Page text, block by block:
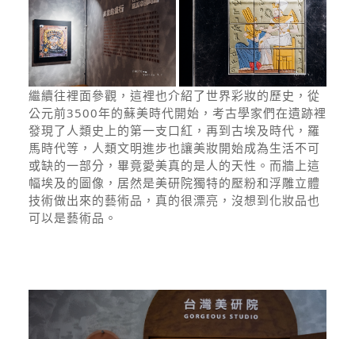
繼續往裡面參觀，這裡也介紹了世界彩妝的歷史，從
公元前3500年的蘇美時代開始，考古學家們在遺跡裡
發現了人類史上的第一支口紅，再到古埃及時代，羅
馬時代等，人類文明進步也讓美妝開始成為生活不可
或缺的一部分，畢竟愛美真的是人的天性。而牆上這
幅埃及的圖像，居然是美研院獨特的壓粉和浮雕立體
技術做出來的藝術品，真的很漂亮，沒想到化妝品也
可以是藝術品。